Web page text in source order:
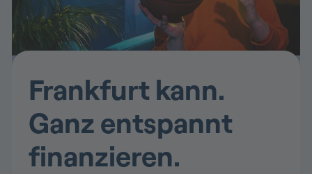
Frankfurt kann.
Ganz entspannt
finanzieren.